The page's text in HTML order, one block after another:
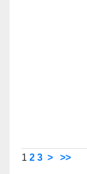
1 2 3 > >>